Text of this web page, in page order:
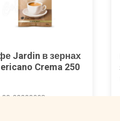
Jardin в зернах
Crema 250
00-00000668